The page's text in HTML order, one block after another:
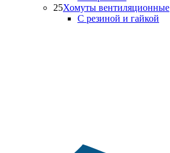
25Хомуты вентиляционные
С резиной и гайкой